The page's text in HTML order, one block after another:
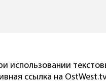
использовании
ссылка на